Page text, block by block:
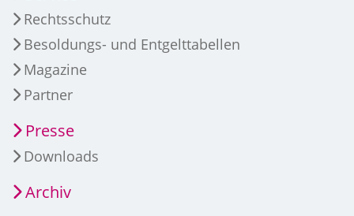
Rechtsschutz
Besoldungs- und Entgelttabellen
Magazine
Partner
Presse
Downloads
Archiv